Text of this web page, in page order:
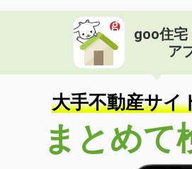
goo住宅
ア
大手不動産サイ
まとめて